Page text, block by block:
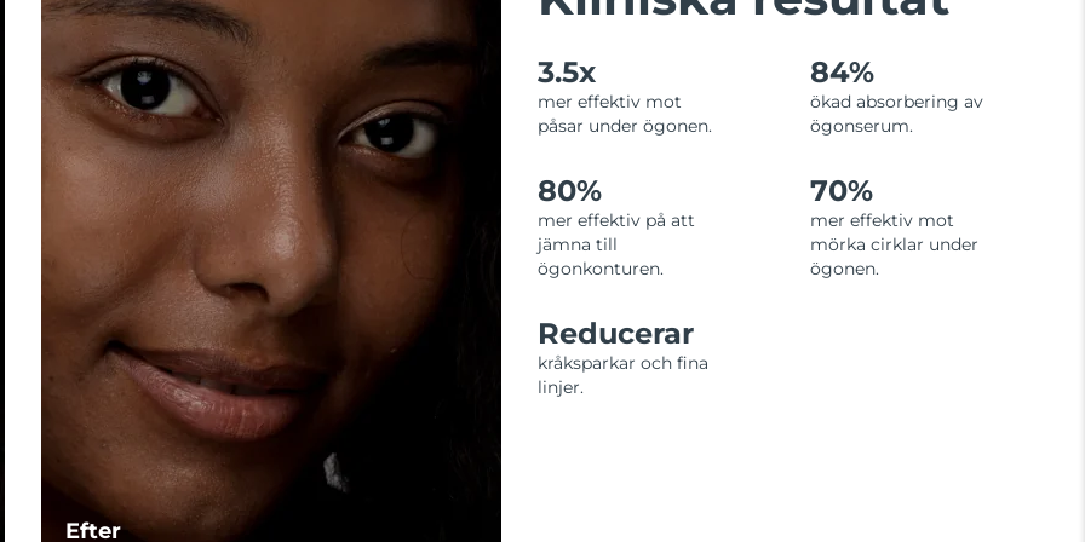
Efter
3.5x
mer effektiv mot
påsar under ögonen.
84%
ökad absorbering av
ögonserum.
80%
mer effektiv på att
jämna till
ögonkonturen.
70%
mer effektiv mot
mörka cirklar under
ögonen.
Reducerar
kråksparkar och fina
linjer.